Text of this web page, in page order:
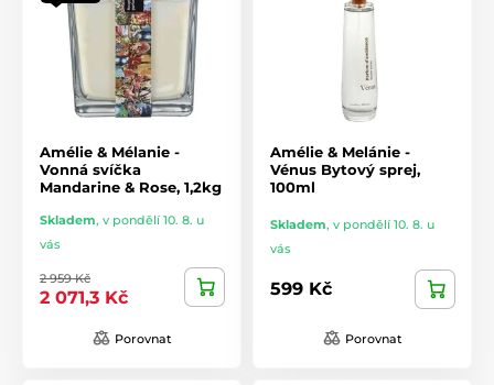
Amélie & Mélanie -
Vonná svíčka
Mandarine & Rose, 1,2kg
Skladem, v pondělí 10. 8. u
vás
2 959 Kč
2 071,3 Kč
Porovnat
Amélie & Melánie -
Vénus Bytový sprej,
100ml
Skladem, v pondělí 10. 8. u
vás
599 Kč
Porovnat